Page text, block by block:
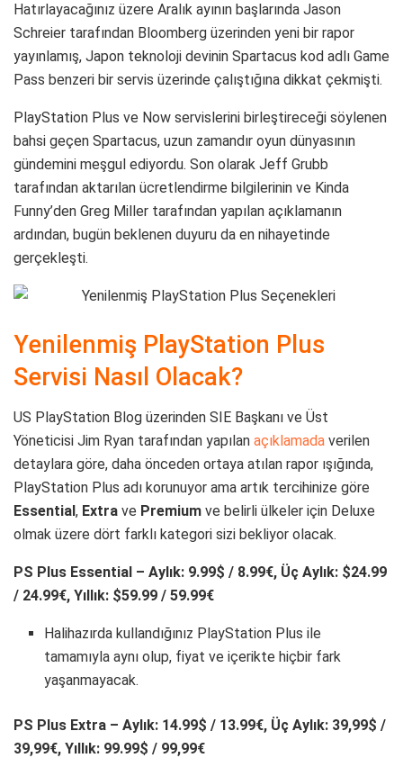
Hatırlayacağınız üzere Aralık ayının başlarında Jason
Schreier tarafından Bloomberg üzerinden yeni bir rapor
yayınlamış, Japon teknoloji devinin Spartacus kod adlı Game
Pass benzeri bir servis üzerinde çalıştığına dikkat çekmişti.
PlayStation Plus ve Now servislerini birleştireceği söylenen
bahsi geçen Spartacus, uzun zamandır oyun dünyasının
gündemini meşgul ediyordu. Son olarak Jeff Grubb
tarafından aktarılan ücretlendirme bilgilerinin ve Kinda
Funny’den Greg Miller tarafından yapılan açıklamanın
ardından, bugün beklenen duyuru da en nihayetinde
gerçekleşti.
Yenilenmiş PlayStation Plus
Servisi Nasıl Olacak?
US PlayStation Blog üzerinden SIE Başkanı ve Üst
Yöneticisi Jim Ryan tarafından yapılan açıklamada verilen
detaylara göre, daha önceden ortaya atılan rapor ışığında,
PlayStation Plus adı korunuyor ama artık tercihinize göre
Essential, Extra ve Premium ve belirli ülkeler için Deluxe
olmak üzere dört farklı kategori sizi bekliyor olacak.
PS Plus Essential – Aylık: 9.99$ / 8.99€, Üç Aylık: $24.99
/ 24.99€, Yıllık: $59.99 / 59.99€
Halihazırda kullandığınız PlayStation Plus ile
tamamıyla aynı olup, fiyat ve içerikte hiçbir fark
yaşanmayacak.
PS Plus Extra – Aylık: 14.99$ / 13.99€, Üç Aylık: 39,99$ /
39,99€, Yıllık: 99.99$ / 99,99€